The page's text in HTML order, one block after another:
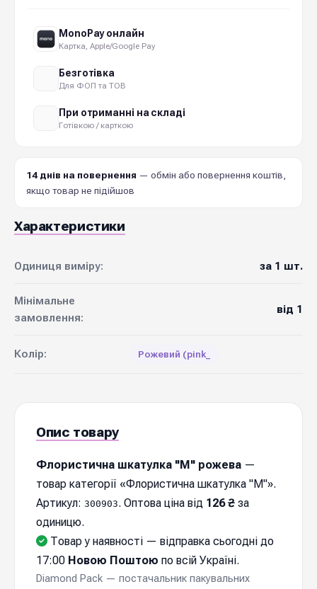
MonoPay онлайн
Картка, Apple/Google Pay
Безготівка
Для ФОП та ТОВ
При отриманні на складі
Готівкою / карткою
14 днів на повернення — обмін або повернення коштів,
якщо товар не підійшов
Характеристики
Одиниця виміру: за 1 шт.
Мінімальне
замовлення:
від 1
Колір: Рожевий (pink_
Опис товару
Флористична шкатулка "М" рожева —
товар категорії «Флористична шкатулка "М"».
Артикул: 300903. Оптова ціна від 126 ₴ за
одиницю.
Товар у наявності — відправка cьогодні до
17:00 Новою Поштою по всій Україні.
Diamond Pack — постачальник пакувальних